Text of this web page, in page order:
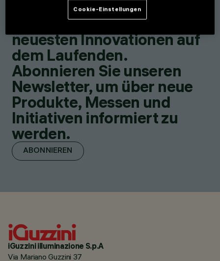
Einen Kontakt finden
Bleiben Sie über unsere
neuesten Innovationen auf
dem Laufenden.
Abonnieren Sie unseren
Newsletter, um über neue
Produkte, Messen und
Initiativen informiert zu
werden.
ABONNIEREN
iGuzzini illuminazione S.p.A
Via Mariano Guzzini 37
Cookie-Einstellungen